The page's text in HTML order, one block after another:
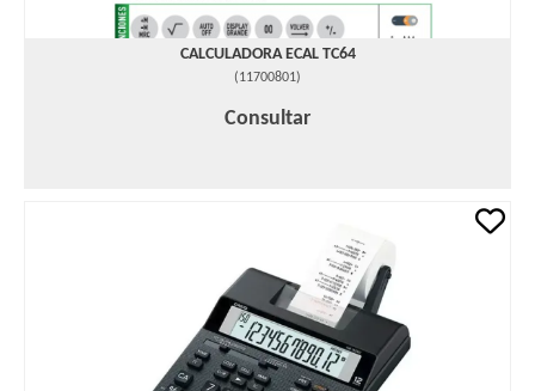
CALCULADORA ECAL TC64
(11700801)
Consultar